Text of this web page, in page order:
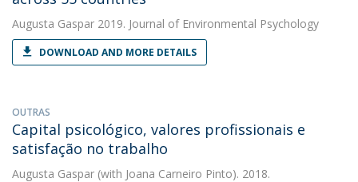
Augusta Gaspar 2019. Journal of Environmental Psychology
DOWNLOAD AND MORE DETAILS
OUTRAS
Capital psicológico, valores profissionais e
satisfação no trabalho
Augusta Gaspar (with Joana Carneiro Pinto). 2018.